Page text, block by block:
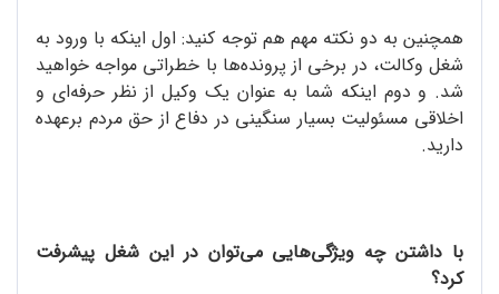
همچنین به دو نکته مهم هم توجه کنید: اول اینکه با ورود به
شغل وکالت، در برخی از پرونده‌ها با خطراتی مواجه خواهید
شد. و دوم اینکه شما به عنوان یک وکیل از نظر حرفه‌ای و
اخلاقی مسئولیت بسیار سنگینی در دفاع از حق مردم برعهده
دارید.
با داشتن چه ویژگی‌هایی می‌توان در این شغل پیشرفت
کرد؟